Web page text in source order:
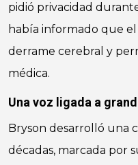
pidió privacidad
había informado que el
derrame cerebral y
médica.
Una voz ligada a
Bryson desarrolló una
décadas, marcada por